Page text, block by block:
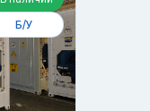
Б/У